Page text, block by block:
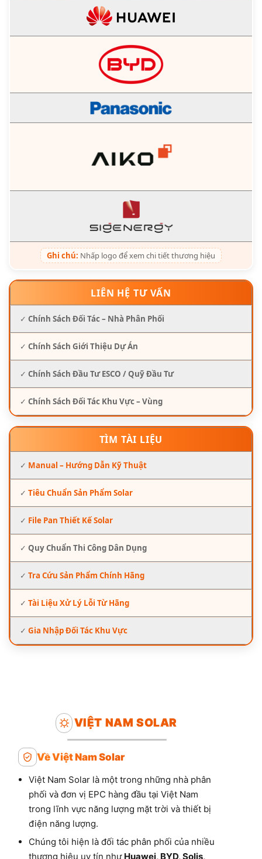
Ghi chú: Nhấp logo để xem chi tiết thương hiệu
LIÊN HỆ TƯ VẤN
✓ Chính Sách Đối Tác – Nhà Phân Phối
✓ Chính Sách Giới Thiệu Dự Án
✓ Chính Sách Đầu Tư ESCO / Quỹ Đầu Tư
✓ Chính Sách Đối Tác Khu Vực – Vùng
TÌM TÀI LIỆU
✓ Manual – Hướng Dẫn Kỹ Thuật
✓ Tiêu Chuẩn Sản Phẩm Solar
✓ File Pan Thiết Kế Solar
✓ Quy Chuẩn Thi Công Dân Dụng
✓ Tra Cứu Sản Phẩm Chính Hãng
✓ Tài Liệu Xử Lý Lỗi Từ Hãng
✓ Gia Nhập Đối Tác Khu Vực
VIỆT NAM SOLAR
Về Việt Nam Solar
Việt Nam Solar là một trong những nhà phân
phối và đơn vị EPC hàng đầu tại Việt Nam
trong lĩnh vực năng lượng mặt trời và thiết bị
điện năng lượng.
Chúng tôi hiện là đối tác phân phối của nhiều
thương hiệu uy tín như Huawei, BYD, Solis,